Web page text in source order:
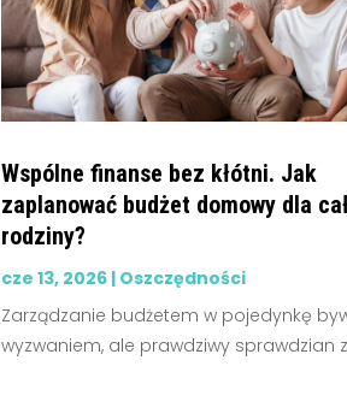
Wspólne finanse bez kłótni. Jak
zaplanować budżet domowy dla
rodziny?
cze 13, 2026| Oszczędności
Zarządzanie budżetem w pojedynkę
wyzwaniem, ale prawdziwy sprawdzian